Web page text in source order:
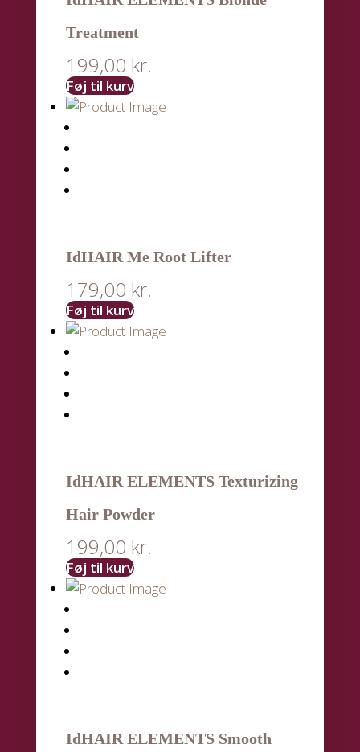
Treatment
199,00 kr.
Føj til kurv
IdHAIR Me Root Lifter
179,00 kr.
Føj til kurv
IdHAIR ELEMENTS Texturizing
Hair Powder
199,00 kr.
Føj til kurv
IdHAIR ELEMENTS Smooth